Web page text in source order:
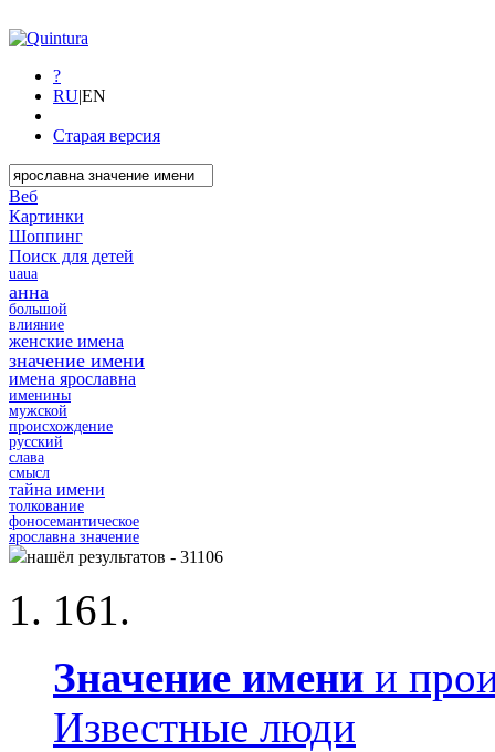
?
RU|EN
Старая версия
Веб
Картинки
Шоппинг
Поиск для детей
uaua
анна
большой
влияние
женские имена
значение имени
имена ярославна
именины
мужской
происхождение
русский
слава
смысл
тайна имени
толкование
фоносемантическое
ярославна значение
нашёл результатов - 31106
161.
Значение имени и
Известные люди